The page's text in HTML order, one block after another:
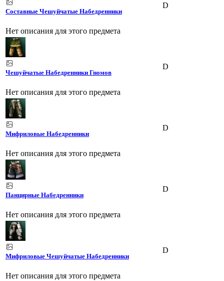
Составные Чешуйчатые Набедренники
Нет описания для этого предмета
D
Чешуйчатые Набедренники Гномов
Нет описания для этого предмета
D
Мифриловые Набедренники
Нет описания для этого предмета
D
Панцирные Набедренники
Нет описания для этого предмета
D
Мифриловые Чешуйчатые Набедренники
Нет описания для этого предмета
D